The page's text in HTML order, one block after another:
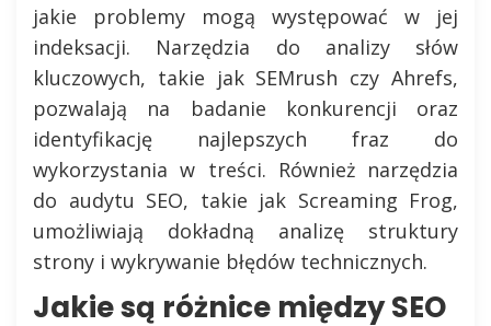
jakie problemy mogą występować w jej
indeksacji. Narzędzia do analizy słów
kluczowych, takie jak SEMrush czy Ahrefs,
pozwalają na badanie konkurencji oraz
identyfikację najlepszych fraz do
wykorzystania w treści. Również narzędzia
do audytu SEO, takie jak Screaming Frog,
umożliwiają dokładną analizę struktury
strony i wykrywanie błędów technicznych.
Jakie są różnice między SEO